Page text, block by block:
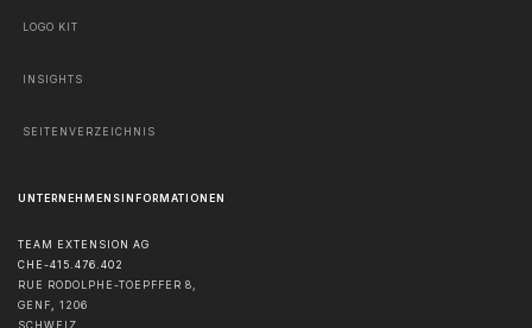
LOGO KIT
INSIGHTS
SEITENVERZEICHNIS
UNTERNEHMENSINFORMATIONEN
TEAM EXTENSION AG
CHE-415.476.402
RUE RODOLPHE-TOEPFFER 8,
GENF, 1206